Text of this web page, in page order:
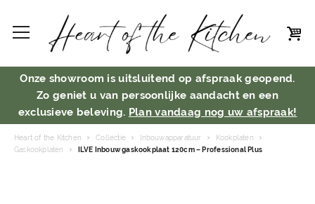
Onze showroom is uitsluitend op afspraak geopend.
Zo geniet u van persoonlijke aandacht en een
exclusieve beleving. Plan vandaag nog uw afspraak!
Heart of the Kitchen Collectie Inbouwapparatuur
Kookplaten
Gaskookplaten
ILVE Inbouw gaskookplaat 120cm – Professional Plus